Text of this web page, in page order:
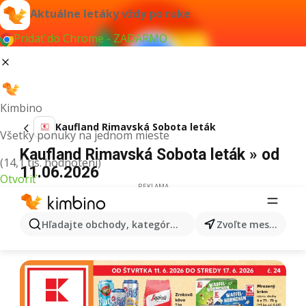
Aktuálne letáky vždy po ruke
Pridať do Chrome - ZADARMO
Kimbino
Všetky ponuky na jednom mieste
(14,1 tis. hodnotení)
Otvoriť
Hľadajte obchody, kategórie, produkty... Zvoľte mesto
Kaufland Rimavská Sobota leták
Kaufland Rimavská Sobota leták » od
11.06.2026
REKLAMA